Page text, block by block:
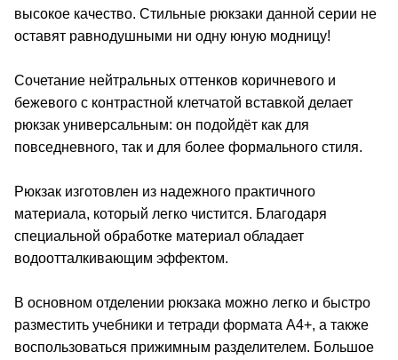
высокое качество. Стильные рюкзаки данной серии не
оставят равнодушными ни одну юную модницу!
Сочетание нейтральных оттенков коричневого и
бежевого с контрастной клетчатой вставкой делает
рюкзак универсальным: он подойдёт как для
повседневного, так и для более формального стиля.
Рюкзак изготовлен из надежного практичного
материала, который легко чистится. Благодаря
специальной обработке материал обладает
водоотталкивающим эффектом.
В основном отделении рюкзака можно легко и быстро
разместить учебники и тетради формата А4+, а также
воспользоваться прижимным разделителем. Большое